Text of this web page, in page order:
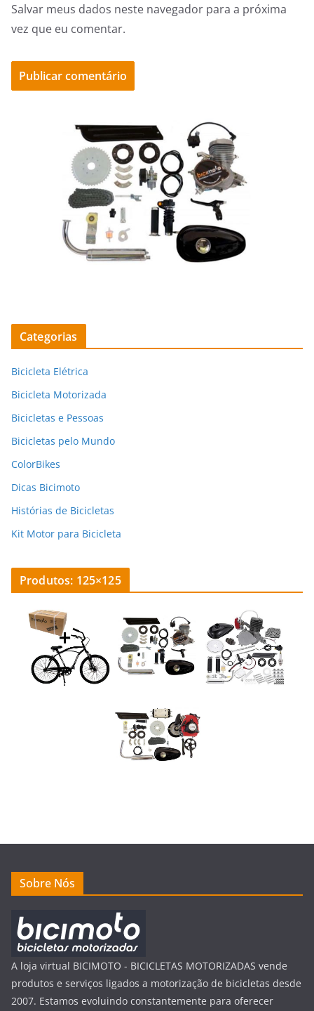
Salvar meus dados neste navegador para a próxima
vez que eu comentar.
Categorias
Bicicleta Elétrica
Bicicleta Motorizada
Bicicletas e Pessoas
Bicicletas pelo Mundo
ColorBikes
Dicas Bicimoto
Histórias de Bicicletas
Kit Motor para Bicicleta
Produtos: 125×125
Sobre Nós
A loja virtual BICIMOTO - BICICLETAS MOTORIZADAS vende
produtos e serviços ligados a motorização de bicicletas desde
2007. Estamos evoluindo constantemente para oferecer